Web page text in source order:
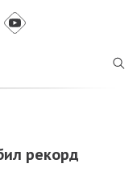
рекорд